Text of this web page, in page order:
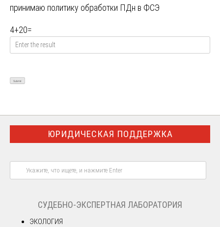
принимаю политику обработки ПДн в ФСЭ
4+20=
ЮРИДИЧЕСКАЯ ПОДДЕРЖКА
СУДЕБНО-ЭКСПЕРТНАЯ ЛАБОРАТОРИЯ
ЭКОЛОГИЯ